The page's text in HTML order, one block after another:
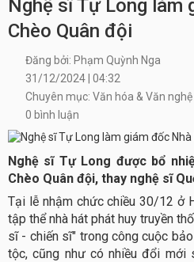
Nghệ sĩ Tự Long làm
Chèo Quân đội
Đăng bởi: Phạm Quỳnh Nga
31/12/2024 | 04:32
Chuyên mục: Văn hóa & Văn nghệ
0 bình luận
Nghệ sĩ Tự Long được bổ
Chèo Quân đội, thay nghệ sĩ
Tại lễ nhậm chức chiều 30/12 ở
tập thể nhà hát phát huy truyền
sĩ - chiến sĩ" trong công cuộc
tộc, cũng như có nhiều đổi mới